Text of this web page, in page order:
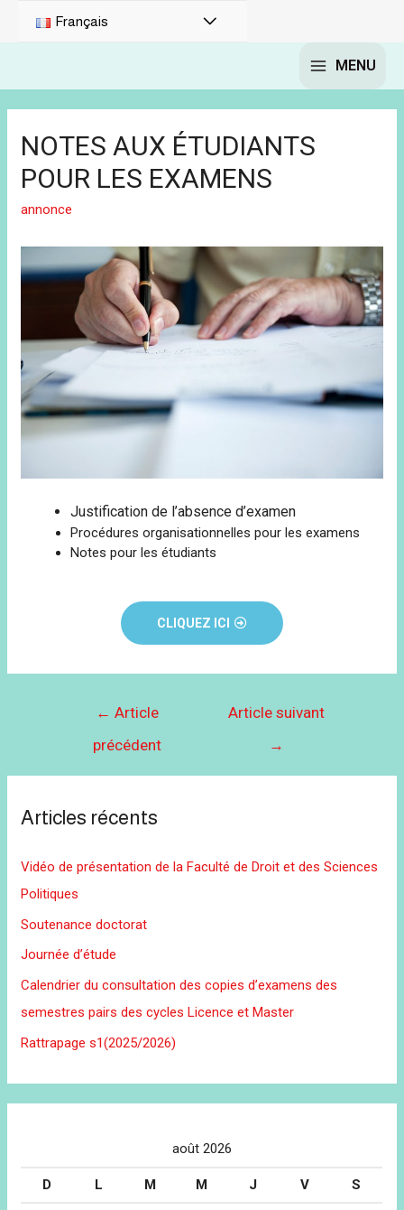
Français
MENU
NOTES AUX ÉTUDIANTS
POUR LES EXAMENS
annonce
Justification de l’absence d’examen
Procédures organisationnelles pour les examens
Notes pour les étudiants
CLIQUEZ ICI
← Article
précédent
Article suivant
→
Articles récents
Vidéo de présentation de la Faculté de Droit et des Sciences
Politiques
Soutenance doctorat
Journée d’étude
Calendrier du consultation des copies d’examens des
semestres pairs des cycles Licence et Master
Rattrapage s1(2025/2026)
août 2026
D L M M J V S